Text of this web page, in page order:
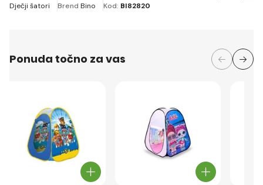
Dječji šatori
Brend Bino Kod: BI82820
Ponuda točno za vas